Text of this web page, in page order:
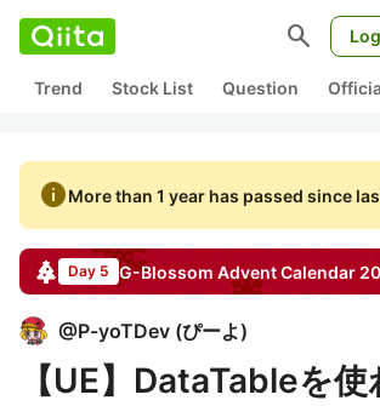
search
Trend Stock List Question
infoMore than 1 year has passed since
Day 5 G-Blossom Advent Calendar
@P-yoTDev (ぴーよ)
【UE】DataTableを